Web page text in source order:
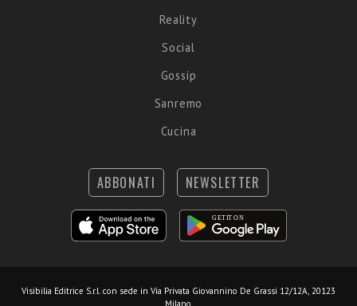
Reality
Social
Gossip
Sanremo
Cucina
ABBONATI NEWSLETTER
Visibilia Editrice S.r.l. con sede in Via Privata Giovannino De Grassi 12/12A, 20123